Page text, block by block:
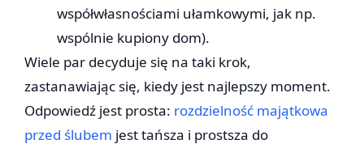
współwłasnościami ułamkowymi, jak np.
wspólnie kupiony dom).
Wiele par decyduje się na taki krok,
zastanawiając się, kiedy jest najlepszy moment.
Odpowiedź jest prosta: rozdzielność majątkowa
przed ślubem jest tańsza i prostsza do